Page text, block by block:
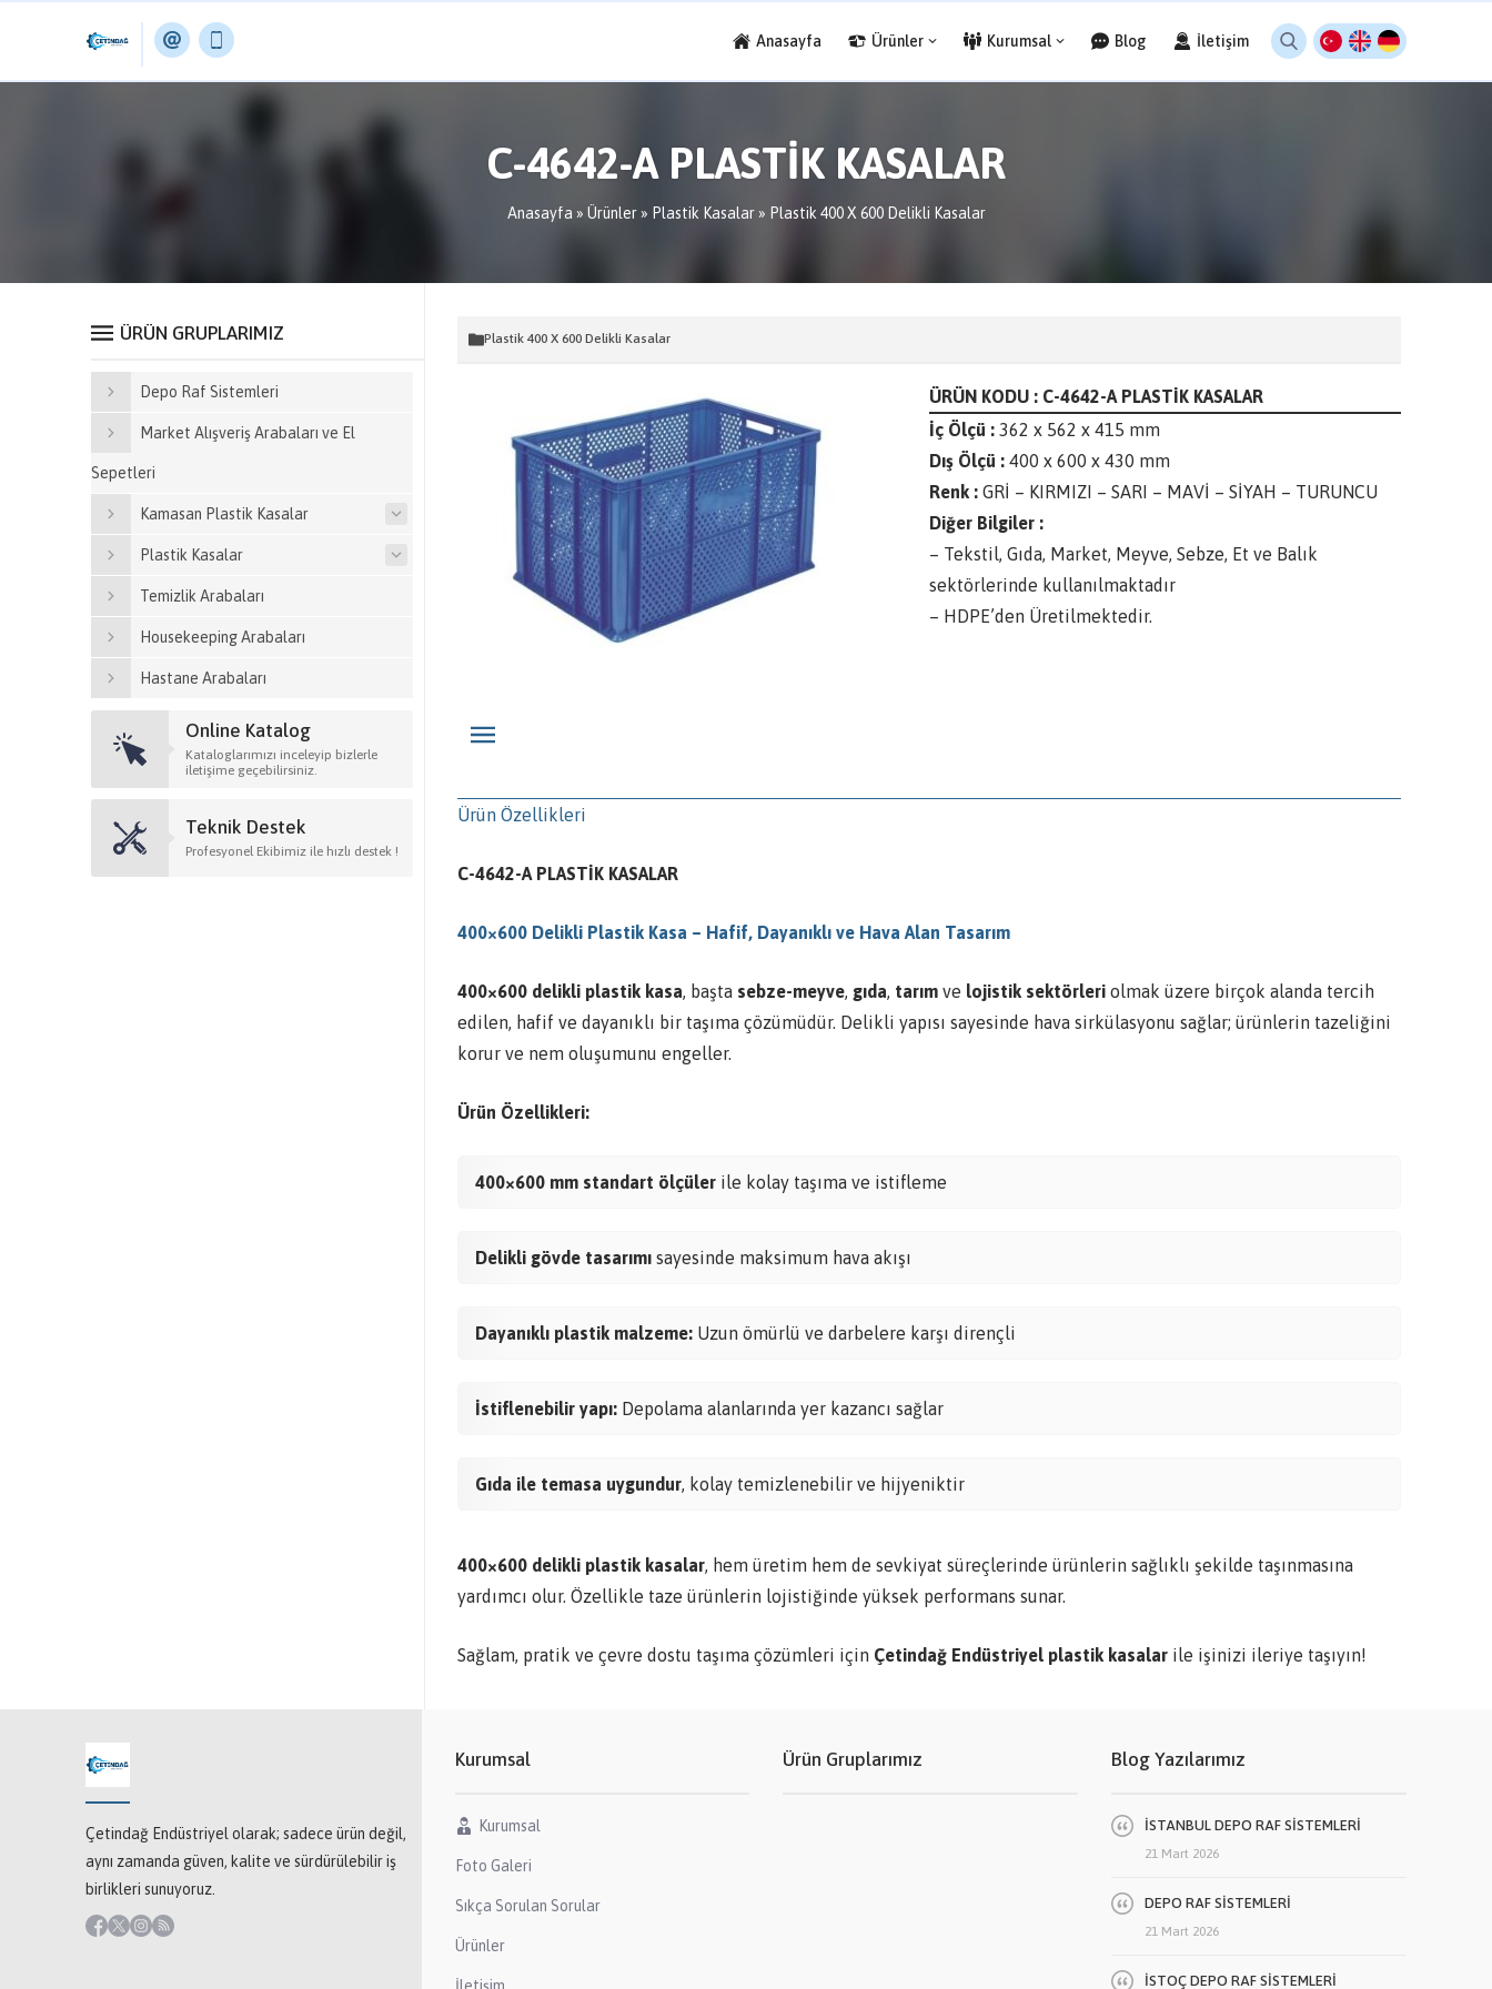
Anasayfa Ürünler Kurumsal Blog İletişim
C-4642-A PLASTİK KASALAR
Anasayfa » Ürünler» Plastik Kasalar» Plastik 400 X 600 Delikli Kasalar
Plastik 400 X 600 Delikli Kasalar
ÜRÜN KODU : C-4642-A PLASTİK KASALAR
İç Ölçü : 362 x 562 x 415 mm
Dış Ölçü : 400 x 600 x 430 mm
Renk : GRİ – KIRMIZI – SARI – MAVİ – SİYAH – TURUNCU
Diğer Bilgiler :
– Tekstil, Gıda, Market, Meyve, Sebze, Et ve Balık
sektörlerinde kullanılmaktadır
– HDPE’den Üretilmektedir.
Ürün Özellikleri
C-4642-A PLASTİK KASALAR
400×600 Delikli Plastik Kasa – Hafif, Dayanıklı ve Hava Alan Tasarım
400×600 delikli plastik kasa, başta sebze-meyve, gıda, tarım ve lojistik sektörleri olmak üzere birçok alanda tercih
edilen, hafif ve dayanıklı bir taşıma çözümüdür. Delikli yapısı sayesinde hava sirkülasyonu sağlar; ürünlerin tazeliğini
korur ve nem oluşumunu engeller.
Ürün Özellikleri:
400×600 mm standart ölçüler ile kolay taşıma ve istifleme
Delikli gövde tasarımı sayesinde maksimum hava akışı
Dayanıklı plastik malzeme: Uzun ömürlü ve darbelere karşı dirençli
İstiflenebilir yapı: Depolama alanlarında yer kazancı sağlar
Gıda ile temasa uygundur, kolay temizlenebilir ve hijyeniktir
400×600 delikli plastik kasalar, hem üretim hem de sevkiyat süreçlerinde ürünlerin sağlıklı şekilde taşınmasına
yardımcı olur. Özellikle taze ürünlerin lojistiğinde yüksek performans sunar.
Sağlam, pratik ve çevre dostu taşıma çözümleri için Çetindağ Endüstriyel plastik kasalar ile işinizi ileriye taşıyın!
ÜRÜN GRUPLARIMIZ
Depo Raf Sistemleri
Market Alışveriş Arabaları ve El
Sepetleri
Kamasan Plastik Kasalar
Plastik Kasalar
Temizlik Arabaları
Housekeeping Arabaları
Hastane Arabaları
Online Katalog
Kataloglarımızı inceleyip bizlerle
iletişime geçebilirsiniz.
Teknik Destek
Profesyonel Ekibimiz ile hızlı destek !
Çetindağ Endüstriyel olarak; sadece ürün değil,
aynı zamanda güven, kalite ve sürdürülebilir iş
birlikleri sunuyoruz.
Kurumsal
Kurumsal
Foto Galeri
Sıkça Sorulan Sorular
Ürünler
Ürün Gruplarımız Blog Yazılarımız
İSTANBUL DEPO RAF SİSTEMLERİ
21 Mart 2026
DEPO RAF SİSTEMLERİ
21 Mart 2026
İSTOÇ DEPO RAF SİSTEMLERİ